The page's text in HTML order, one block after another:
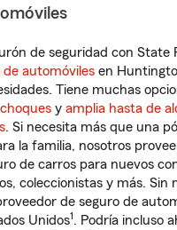
de seguridad con State
de automóviles en
Tiene muchas
choques y amplia hasta de
. Si necesita más que una
la familia, nosotros
de carros para nuevos
coleccionistas y más. Sin
de seguro de
Unidos1. Podría incluso